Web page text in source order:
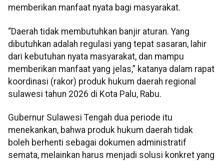
memberikan manfaat nyata bagi masyarakat.
“Daerah tidak membutuhkan banjir aturan. Yang
dibutuhkan adalah regulasi yang tepat sasaran, lahir
dari kebutuhan nyata masyarakat, dan mampu
memberikan manfaat yang jelas,” katanya dalam rapat
koordinasi (rakor) produk hukum daerah regional
sulawesi tahun 2026 di Kota Palu, Rabu.
Gubernur Sulawesi Tengah dua periode itu
menekankan, bahwa produk hukum daerah tidak
boleh berhenti sebagai dokumen administratif
semata, melainkan harus menjadi solusi konkret yang